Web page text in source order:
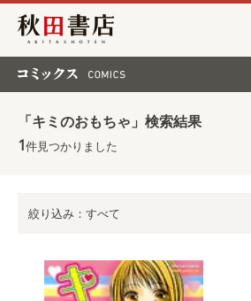
秋田書店
「キミのおもちゃ」検索結果
1件見つかりました
絞り込み：すべて